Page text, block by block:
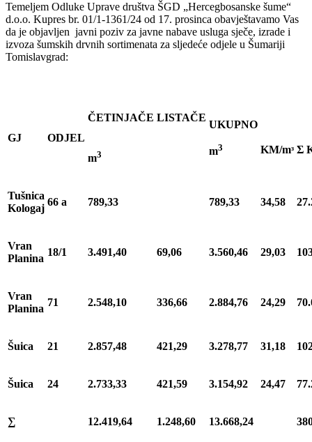
Temeljem Odluke Uprave društva ŠGD „Hercegbosanske šume“
d.o.o. Kupres br. 01/1-1361/24 od 17. prosinca obavještavamo Vas
da je objavljen javni poziv za javne nabave usluga sječe, izrade i
izvoza šumskih drvnih sortimenata za sljedeće odjele u Šumariji
Tomislavgrad:
GJ ODJEL
ČETINJAČE LISTAČE
UKUPNO
m3 KM/mᶟ Σ
m3
Tušnica
Kologaj
66 a 789,33 789,33 34,58
Vran
Planina
18/1 3.491,40 69,06 3.560,46 29,03
Vran
Planina
71 2.548,10 336,66 2.884,76 24,29
Šuica 21 2.857,48 421,29 3.278,77 31,18
Šuica 24 2.733,33 421,59 3.154,92 24,47
∑ 12.419,64 1.248,60 13.668,24